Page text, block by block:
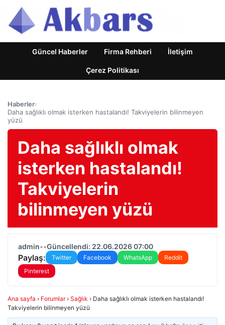
Güncel Haberler Firma Rehberi İletişim
Çerez Politikası
Haberler›
Daha sağlıklı olmak isterken hastalandı! Takviyelerin bilinmeyen
yüzü
Daha sağlıklı olmak
isterken hastalandı!
Takviyelerin
bilinmeyen yüzü
admin••Güncellendi: 22.06.2026 07:00
Paylaş: Twitter Facebook WhatsApp
Reddit
Pinterest
Ana sayfa › Forumlar › Sağlık › Daha sağlıklı olmak isterken hastalandı!
Takviyelerin bilinmeyen yüzü